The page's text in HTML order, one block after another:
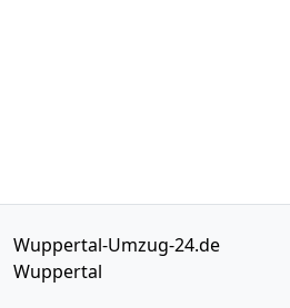
Wuppertal-Umzug-24.de
Wuppertal